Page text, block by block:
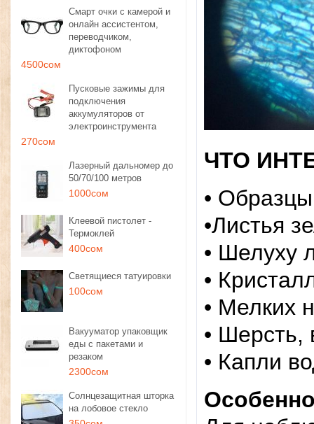
Смарт очки с камерой и
онлайн ассистентом,
переводчиком,
диктофоном
4500сом
Пусковые зажимы для
подключения
аккумуляторов от
электроинструмента
270сом
Лазерный дальномер до
50/70/100 метров
1000сом
Клеевой пистолет -
Термоклей
400сом
Светящиеся татуировки
100сом
Вакууматор упаковщик
еды с пакетами и
резаком
2300сом
Солнцезащитная шторка
на лобовое стекло
ЧТО
•
•Листья
​• Шелуху
•
• Мелких
• Шерсть,
• Капли